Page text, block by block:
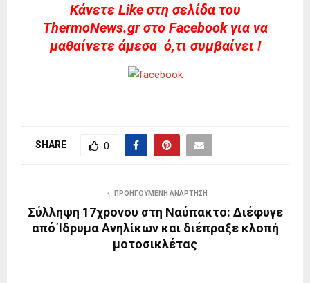
Kάνετε Like στη σελίδα του
ThermoNews.gr στο Facebook για να
μαθαίνετε άμεσα ό,τι συμβαίνει !
SHARE 0
ΠΡΟΗΓΟΎΜΕΝΗ ΑΝΆΡΤΗΣΗ
Σύλληψη 17χρονου στη Ναύπακτο: Διέφυγε
από Ίδρυμα Ανηλίκων και διέπραξε κλοπή
μοτοσικλέτας